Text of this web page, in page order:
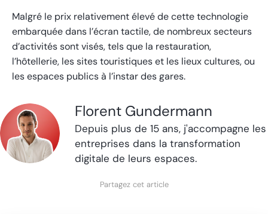
Malgré le prix relativement élevé de cette technologie
embarquée dans l’écran tactile, de nombreux secteurs
d’activités sont visés, tels que la restauration,
l’hôtellerie, les sites touristiques et les lieux cultures, ou
les espaces publics à l’instar des gares.
Florent Gundermann
Depuis plus de 15 ans, j'accompagne les
entreprises dans la transformation
digitale de leurs espaces.
Partagez cet article